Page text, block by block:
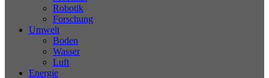
Robotik
Forschung
Umwelt
Boden
Wasser
Luft
Energie